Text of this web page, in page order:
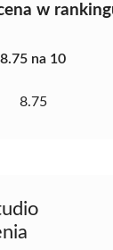
w
8.75 na 10
8.75